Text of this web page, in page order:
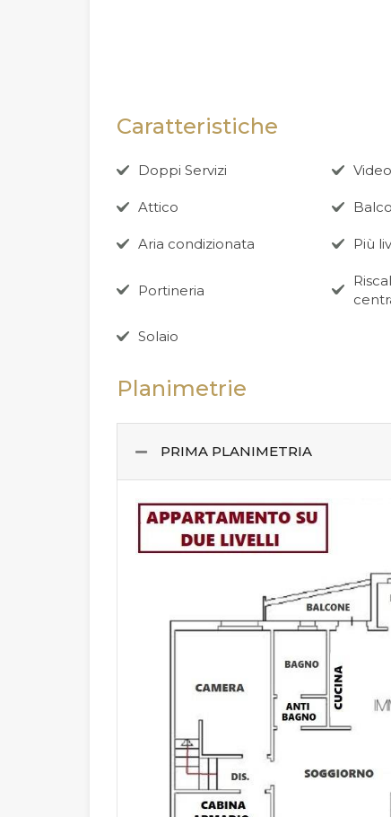
Caratteristiche
Doppi Servizi
Attico
Aria condizionata Più
Portineria
Solaio
Planimetrie
PRIMA PLANIMETRIA